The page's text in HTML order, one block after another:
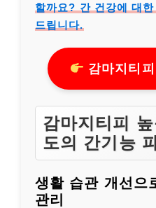
할까요? 간 건강에 대
드립니다.
감마지티
감마지티피
도의 간기능
생활 습관 개선으
관리